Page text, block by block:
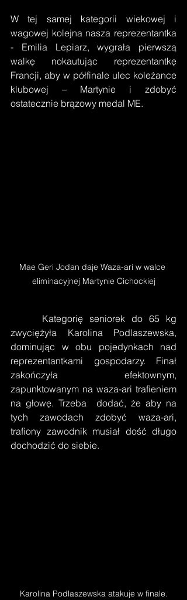
W tej samej kategorii wiekowej i
wagowej kolejna nasza reprezentantka
- Emilia Lepiarz, wygrała pierwszą
walkę nokautując reprezentantkę
Francji, aby w półfinale ulec koleżance
klubowej – Martynie i zdobyć
ostatecznie brązowy medal ME.
Mae Geri Jodan daje Waza-ari w walce
eliminacyjnej Martynie Cichockiej
Kategorię seniorek do 65 kg
zwyciężyła Karolina Podlaszewska,
dominując w obu pojedynkach nad
reprezentantkami gospodarzy. Finał
zakończyła efektownym,
zapunktowanym na waza-ari trafieniem
na głowę. Trzeba  dodać, że aby na
tych zawodach zdobyć waza-ari,
trafiony zawodnik musiał dość długo
dochodzić do siebie.
Karolina Podlaszewska atakuje w finale.